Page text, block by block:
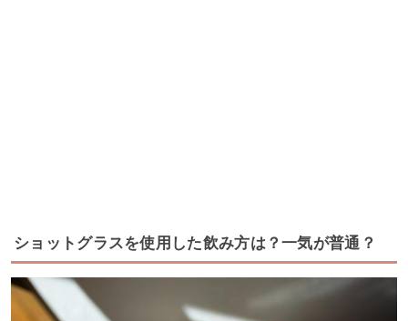
ショットグラスを使用した飲み方は？一気が普通？